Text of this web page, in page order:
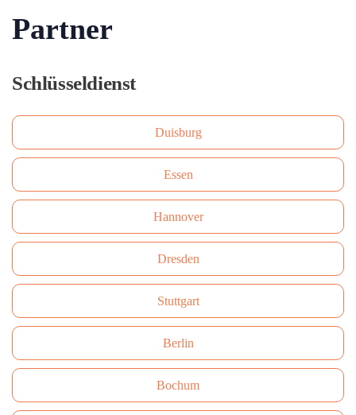
Partner
Schlüsseldienst
Duisburg
Essen
Hannover
Dresden
Stuttgart
Berlin
Bochum